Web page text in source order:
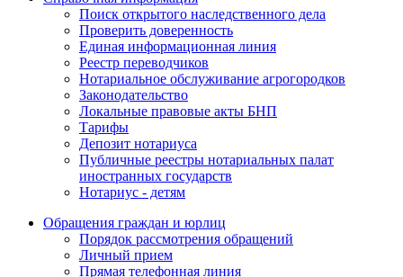
Поиск открытого наследственного дела
Проверить доверенность
Единая информационная линия
Реестр переводчиков
Нотариальное обслуживание агрогородков
Законодательство
Локальные правовые акты БНП
Тарифы
Депозит нотариуса
Публичные реестры нотариальных палат
иностранных государств
Нотариус - детям
Обращения граждан и юрлиц
Порядок рассмотрения обращений
Личный прием
Прямая телефонная линия